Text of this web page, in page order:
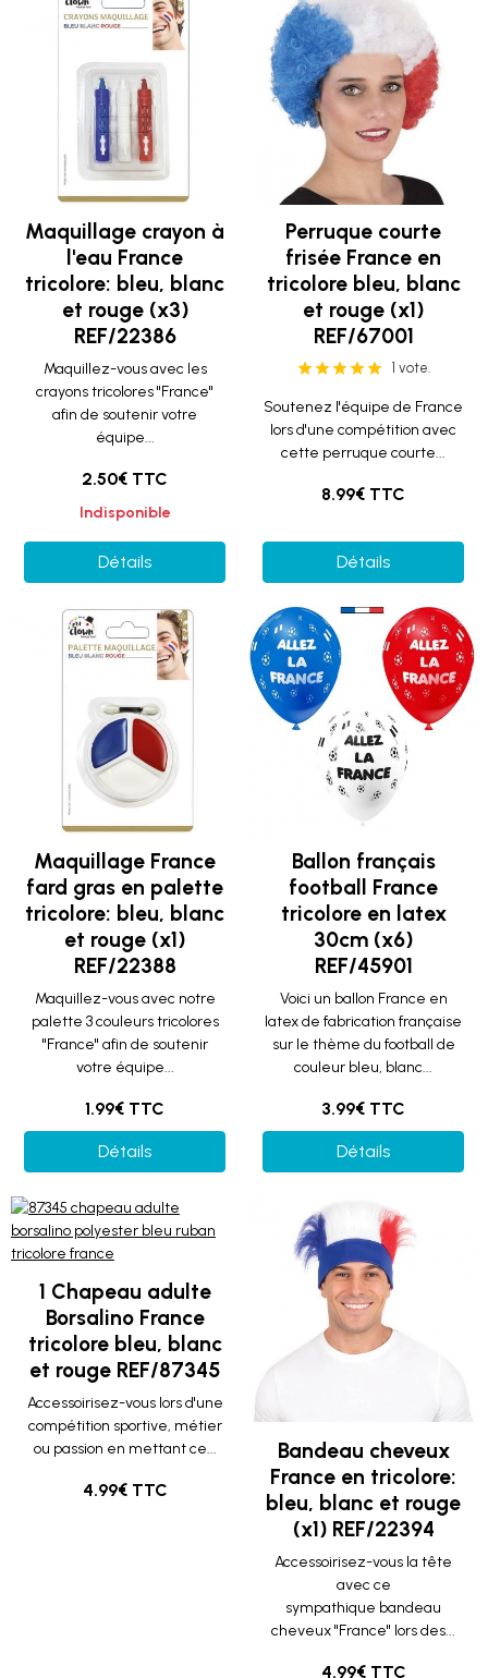
Maquillage crayon à
l'eau France
tricolore: bleu, blanc
et rouge (x3)
REF/22386
Maquillez-vous avec les
crayons tricolores "France"
afin de soutenir votre
équipe...
2.50€ TTC
Indisponible
Détails
Perruque courte
frisée France en
tricolore bleu, blanc
et rouge (x1)
REF/67001
1 vote.
Soutenez l'équipe de France
lors d'une compétition avec
cette perruque courte...
8.99€ TTC
Détails
Maquillage France
fard gras en palette
tricolore: bleu, blanc
et rouge (x1)
REF/22388
Maquillez-vous avec notre
palette 3 couleurs tricolores
"France" afin de soutenir
votre équipe...
1.99€ TTC
Détails
Ballon français
football France
tricolore en latex
30cm (x6)
REF/45901
Voici un ballon France en
latex de fabrication française
sur le thème du football de
couleur bleu, blanc...
3.99€ TTC
Détails
1 Chapeau adulte
Borsalino France
tricolore bleu, blanc
et rouge REF/87345
Accessoirisez-vous lors d'une
compétition sportive, métier
ou passion en mettant ce...
4.99€ TTC
Bandeau cheveux
France en tricolore:
bleu, blanc et rouge
(x1) REF/22394
Accessoirisez-vous la tête
avec ce
sympathique bandeau
cheveux "France" lors des...
4.99€ TTC